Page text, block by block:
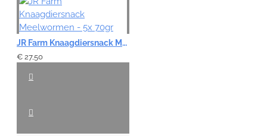
JR Farm Knaagdiersnack Meelwormen - 5x 70gr
€ 27,50